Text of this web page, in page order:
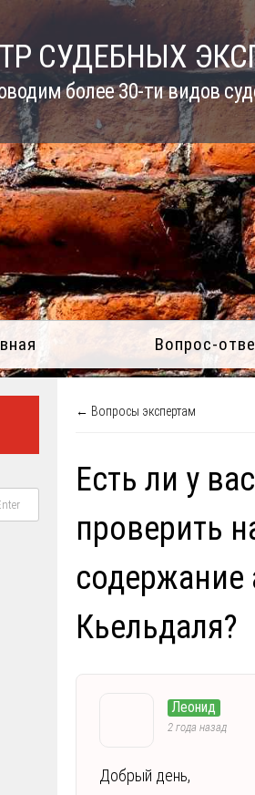
СУДЕБНЫХ
более 30-ти видов
Вопрос-
← Вопросы экспертам
Есть ли у
проверить
содержание
Кьельдаля?
Леонид
2 года назад
Добрый день,